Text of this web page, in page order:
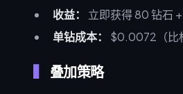
收益：
立即获得 80 钻石
单钻成本：
$0.0072（比
叠加策略